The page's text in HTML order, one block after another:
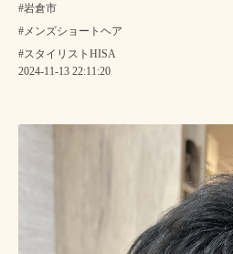
#岩倉市
#メンズショートヘア
#スタイリストHISA
2024-11-13 22:11:20